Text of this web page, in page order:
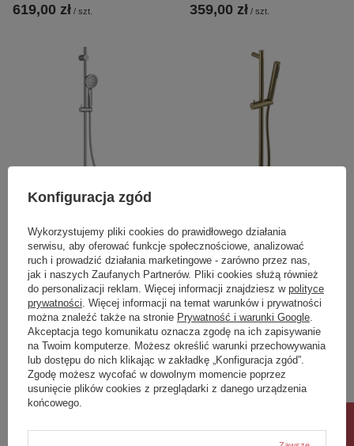
619,00 zł / szt. 359,00 zł / szt.
OKAZJA
funkcyjny z drążkiem -
przyłącze podtynkowe
577,00 zł / szt.
Najniższa cena produktu w okresie
30 dni przed wprowadzeniem
obniżki:535,00 zł +7%
Cena regularna:
679,00 zł -15%
uchwyt przesuwny,
800mm, złoto mat
1 277,60 zł / szt.
Konfiguracja zgód
Wykorzystujemy pliki cookies do prawidłowego działania
serwisu, aby oferować funkcje społecznościowe, analizować
ruch i prowadzić działania marketingowe - zarówno przez nas,
jak i naszych Zaufanych Partnerów. Pliki cookies służą również
do personalizacji reklam. Więcej informacji znajdziesz w polityce
prywatności . Więcej informacji na temat warunków i prywatności
można znaleźć także na stronie Prywatność i warunki Google
Akceptacja tego komunikatu oznacza zgodę na ich zapisywanie
na Twoim komputerze. Możesz określić warunki przechowywania
lub dostępu do nich klikając w zakładkę „Konfiguracja zgód”.
Zgodę możesz wycofać w dowolnym momencie poprzez
usunięcie plików cookies z przeglądarki z danego urządzenia
końcowego.